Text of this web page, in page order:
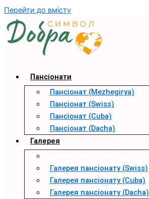
Перейти до вмісту
Пансіонати
Пансіонат (Mezhegirya)
Пансіонат (Swiss)
Пансіонат (Cuba)
Пансіонат (Dacha)
Галерея
Галерея пансіонату (Swiss)
Галерея пансіонату (Cuba)
Галерея пансіонату (Dacha)